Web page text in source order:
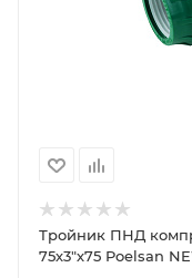
Тройник ПНД
75х3"х75 Poelsan